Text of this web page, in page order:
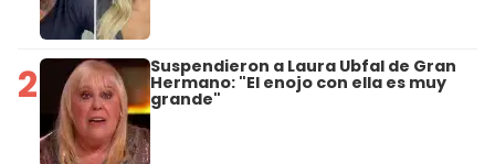
2 Suspendieron a Laura Ubfal de Gran
Hermano: "El enojo con ella es muy
grande"